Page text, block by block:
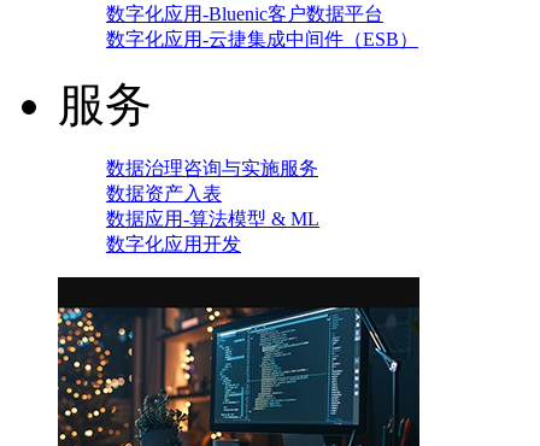
数字化应用-Bluenic客户数据平台
数字化应用-云捷集成中间件（ESB）
服务
数据治理咨询与实施服务
数据资产入表
数据应用-算法模型 & ML
数字化应用开发